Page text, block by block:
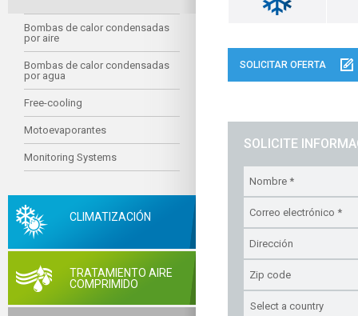
Bombas de calor condensadas
por aire
Bombas de calor condensadas
por agua
Free-cooling
Motoevaporantes
Monitoring Systems
CLIMATIZACIÓN
TRATAMIENTO AIRE
COMPRIMIDO
SOLICITAR OFERTA
SOLICITE